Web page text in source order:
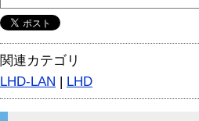
関連カテゴリ
LHD-LAN | LHD